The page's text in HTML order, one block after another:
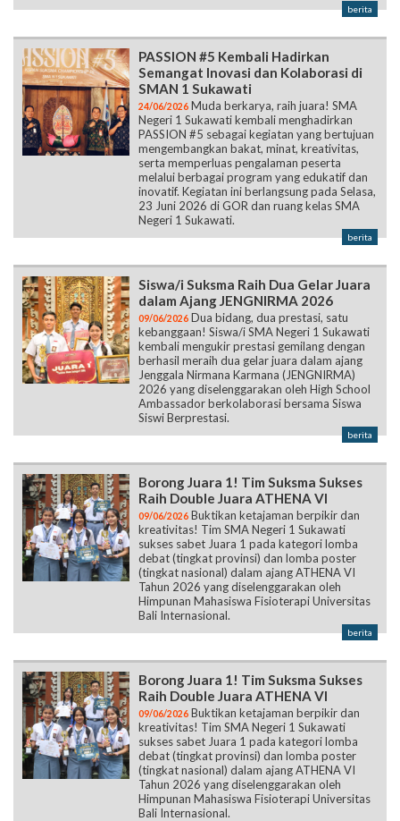
berita
PASSION #5 Kembali Hadirkan
Semangat Inovasi dan Kolaborasi di
SMAN 1 Sukawati
24/06/2026 Muda berkarya, raih juara! SMA
Negeri 1 Sukawati kembali menghadirkan
PASSION #5 sebagai kegiatan yang bertujuan
mengembangkan bakat, minat, kreativitas,
serta memperluas pengalaman peserta
melalui berbagai program yang edukatif dan
inovatif. Kegiatan ini berlangsung pada Selasa,
23 Juni 2026 di GOR dan ruang kelas SMA
Negeri 1 Sukawati.
berita
Siswa/i Suksma Raih Dua Gelar Juara
dalam Ajang JENGNIRMA 2026
09/06/2026 Dua bidang, dua prestasi, satu
kebanggaan! Siswa/i SMA Negeri 1 Sukawati
kembali mengukir prestasi gemilang dengan
berhasil meraih dua gelar juara dalam ajang
Jenggala Nirmana Karmana (JENGNIRMA)
2026 yang diselenggarakan oleh High School
Ambassador berkolaborasi bersama Siswa
Siswi Berprestasi.
berita
Borong Juara 1! Tim Suksma Sukses
Raih Double Juara ATHENA VI
09/06/2026 Buktikan ketajaman berpikir dan
kreativitas! Tim SMA Negeri 1 Sukawati
sukses sabet Juara 1 pada kategori lomba
debat (tingkat provinsi) dan lomba poster
(tingkat nasional) dalam ajang ATHENA VI
Tahun 2026 yang diselenggarakan oleh
Himpunan Mahasiswa Fisioterapi Universitas
Bali Internasional.
berita
Borong Juara 1! Tim Suksma Sukses
Raih Double Juara ATHENA VI
09/06/2026 Buktikan ketajaman berpikir dan
kreativitas! Tim SMA Negeri 1 Sukawati
sukses sabet Juara 1 pada kategori lomba
debat (tingkat provinsi) dan lomba poster
(tingkat nasional) dalam ajang ATHENA VI
Tahun 2026 yang diselenggarakan oleh
Himpunan Mahasiswa Fisioterapi Universitas
Bali Internasional.